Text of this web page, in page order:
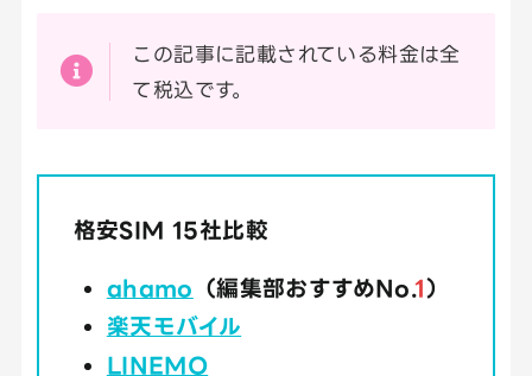
この記事に記載されている料金は全
て税込です。
格安SIM 15社比較
ahamo （編集部おすすめNo.1）
楽天モバイル
LINEMO